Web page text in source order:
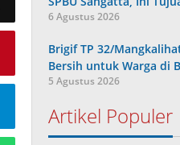
6 Agustus 2026
Brigif TP 32/
Bersih untuk Warga di
5 Agustus 2026
Artikel Populer